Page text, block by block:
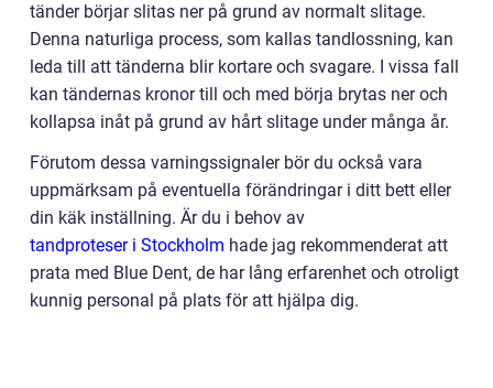
tänder börjar slitas ner på grund av normalt slitage.
Denna naturliga process, som kallas tandlossning, kan
leda till att tänderna blir kortare och svagare. I vissa fall
kan tändernas kronor till och med börja brytas ner och
kollapsa inåt på grund av hårt slitage under många år.
Förutom dessa varningssignaler bör du också vara
uppmärksam på eventuella förändringar i ditt bett eller
din käk inställning. Är du i behov av
tandproteser i Stockholm hade jag rekommenderat att
prata med Blue Dent, de har lång erfarenhet och otroligt
kunnig personal på plats för att hjälpa dig.